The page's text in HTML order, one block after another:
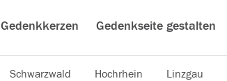
Gedenkkerzen Gedenkseite gestalten
Schwarzwald Hochrhein Linzgau